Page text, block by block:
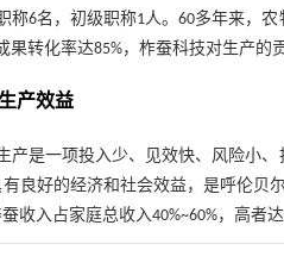
称6名，初级职称1人。60多年来，
果转化率达85%，柞蚕科技对生产的
产效益
产是一项投入少、见效快、风险小
良好的经济和社会效益，是呼伦
收入占家庭总收入40%~60%，高者